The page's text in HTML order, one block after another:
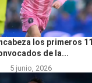
los primeros 11
de la...
5 junio, 2026